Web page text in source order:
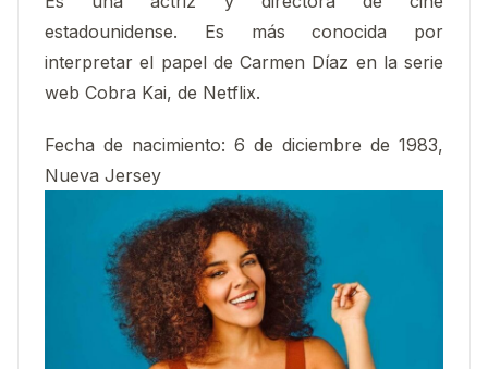
estadounidense. Es más conocida por
interpretar el papel de Carmen Díaz en la serie
web Cobra Kai, de Netflix.​​
Fecha de nacimiento: 6 de diciembre de 1983,
Nueva Jersey